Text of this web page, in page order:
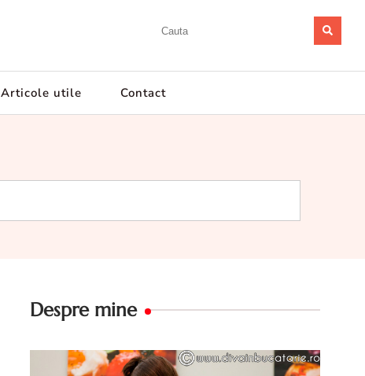
Articole utile Contact
Despre mine